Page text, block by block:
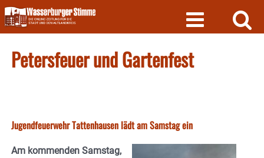
Skip
to
content
Petersfeuer und Gartenfest
Jugendfeuerwehr Tattenhausen lädt am Samstag ein
Am kommenden Samstag,